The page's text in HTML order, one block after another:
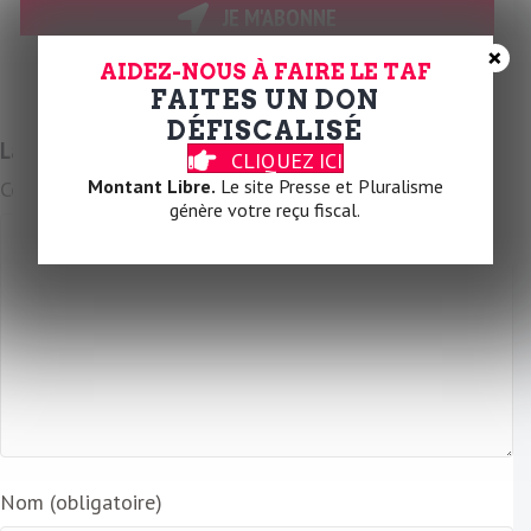
e
JE M'ABONNE
Laissez un commentaire
Commentaire
Nom (obligatoire)
AIDEZ-NOUS À FAIRE LE TAF
FAITES UN DON
DÉFISCALISÉ
CLIQUEZ ICI
Montant Libre. Le site Presse et Pluralisme
génère votre reçu fiscal.
×